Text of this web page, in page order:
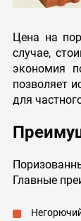
Цена на
случае,
экономия
позволяет
для
Главные